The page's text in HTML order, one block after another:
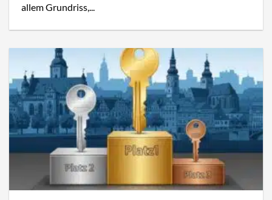
allem Grundriss,...